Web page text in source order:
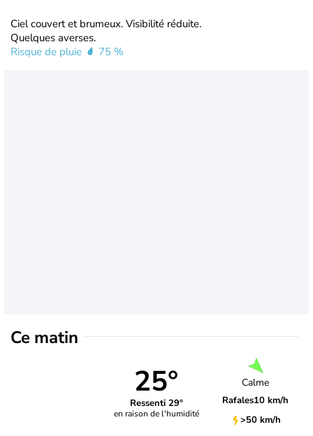
Ciel couvert et brumeux. Visibilité réduite.
Quelques averses.
Risque de pluie
75 %
Ce matin
25°
Ressenti 29°
en raison de l'humidité
Calme
Rafales10 km/h
>50 km/h